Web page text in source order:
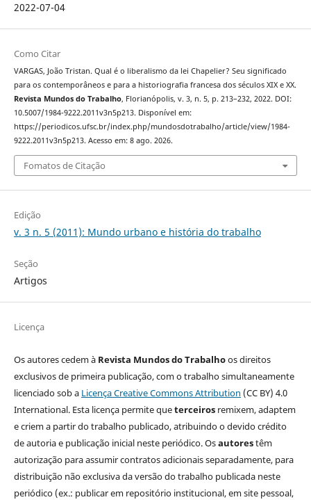
2022-07-04
Como Citar
VARGAS, João Tristan. Qual é o liberalismo da lei Chapelier? Seu significado
para os contemporâneos e para a historiografia francesa dos séculos XIX e XX.
Revista Mundos do Trabalho, Florianópolis, v. 3, n. 5, p. 213–232, 2022. DOI:
10.5007/1984-9222.2011v3n5p213. Disponível em:
https://periodicos.ufsc.br/index.php/mundosdotrabalho/article/view/1984-
9222.2011v3n5p213. Acesso em: 8 ago. 2026.
Fomatos de Citação
Edição
v. 3 n. 5 (2011): Mundo urbano e história do trabalho
Seção
Artigos
Licença
Os autores cedem à Revista Mundos do Trabalhoos direitos
exclusivos de primeira publicação, com o trabalho simultaneamente
licenciado sob a Licença Creative Commons Attribution (CC BY) 4.0
International. Esta licença permite queterceirosremixem, adaptem
e criem a partir do trabalho publicado, atribuindo o devido crédito
de autoria e publicação inicial neste periódico. Osautorestêm
autorização para assumir contratos adicionais separadamente, para
distribuição não exclusiva da versão do trabalho publicada neste
periódico (ex.: publicar em repositório institucional, em site pessoal,